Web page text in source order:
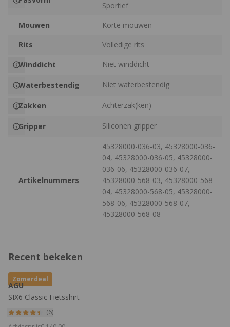
Sportief
Mouwen
Korte mouwen
Rits
Volledige rits
Winddicht Niet winddicht
Waterbestendig Niet waterbestendig
Zakken Achterzak(ken)
Gripper Siliconen gripper
Artikelnummers
45328000-036-03, 45328000-036-
04, 45328000-036-05, 45328000-
036-06, 45328000-036-07,
45328000-568-03, 45328000-568-
04, 45328000-568-05, 45328000-
568-06, 45328000-568-07,
45328000-568-08
Recent bekeken
Zomerdeal
AGU
SIX6 Classic Fietsshirt
(6)